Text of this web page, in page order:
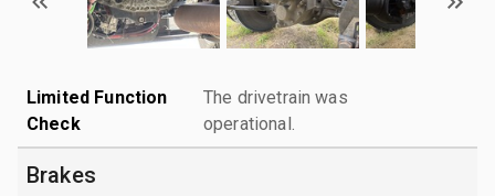
Limited Function
Check
The drivetrain was
operational.
Brakes